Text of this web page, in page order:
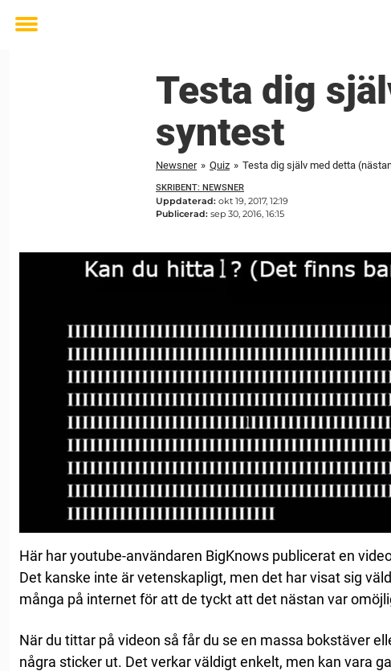
Toggle
Testa dig
syntest
Newsner » Quiz » Testa dig själv med detta
SKRIBENT: NEWSNER
Uppdaterad: okt 19, 2017, 12:19
Publicerad: sep 30, 2016, 16:15
Här har youtube-användaren BigKnows publicerat en
Det kanske inte är vetenskapligt, men det har visat sig
många på internet för att de tyckt att det nästan var
När du tittar på videon så får du se en massa bokstäver
några sticker ut. Det verkar väldigt enkelt, men kan vara